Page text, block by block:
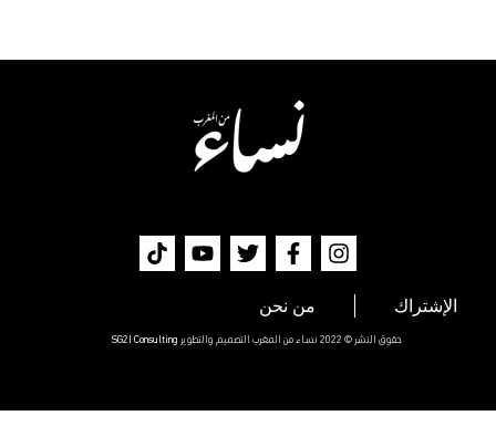
الإشتراك من نحن
حقوق النشر © 2022 نساء من المغرب التصميم والتطوير SG2I Consulting